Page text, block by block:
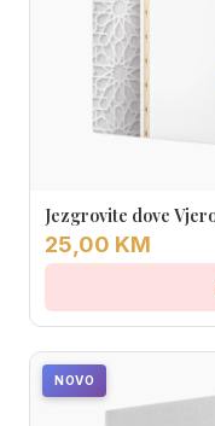
25,00 KM
NOVO